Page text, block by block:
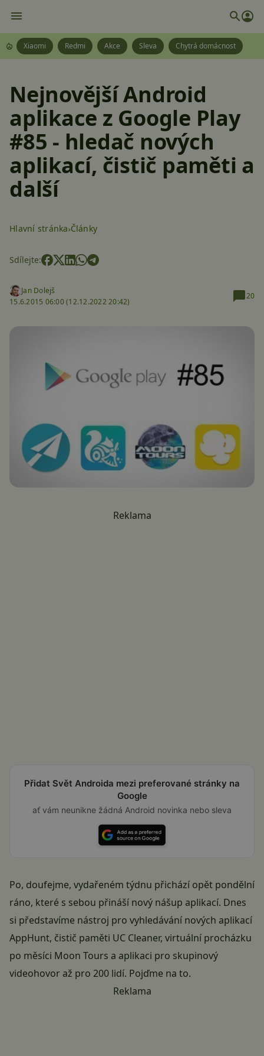
Xiaomi Redmi Akce Sleva Chytrá domácnost
Nejnovější Android
aplikace z Google Play
#85 - hledač nových
aplikací, čistič paměti a
další
Hlavní stránka Články
Sdílejte:
Jan Dolejš
15.6.2015 06:00 (12.12.2022 20:42)
20
Reklama
Přidat Svět Androida mezi preferované stránky na
Google
ať vám neunikne žádná Android novinka nebo sleva
Po, doufejme, vydařeném týdnu přichází opět pondělní
ráno, které s sebou přináší nový nášup aplikací. Dnes
si představíme nástroj pro vyhledávání nových aplikací
AppHunt, čistič paměti UC Cleaner, virtuální procházku
po měsíci Moon Tours a aplikaci pro skupinový
videohovor až pro 200 lidí. Pojďme na to.
Reklama